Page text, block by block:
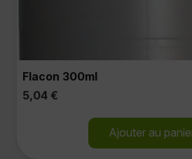
Flacon 300ml
5,04 €
Ajouter au